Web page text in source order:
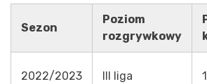
Sezon
Poziom
rozgrywkowy
2022/2023 III liga